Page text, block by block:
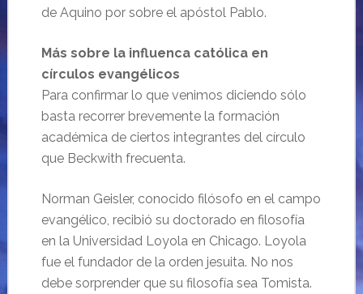
de Aquino por sobre el apóstol Pablo.
Más sobre la influenca católica en
círculos evangélicos
Para confirmar lo que venimos diciendo sólo
basta recorrer brevemente la formación
académica de ciertos integrantes del círculo
que Beckwith frecuenta.
Norman Geisler, conocido filósofo en el campo
evangélico, recibió su doctorado en filosofía
en la Universidad Loyola en Chicago. Loyola
fue el fundador de la orden jesuita. No nos
debe sorprender que su filosofía sea Tomista.